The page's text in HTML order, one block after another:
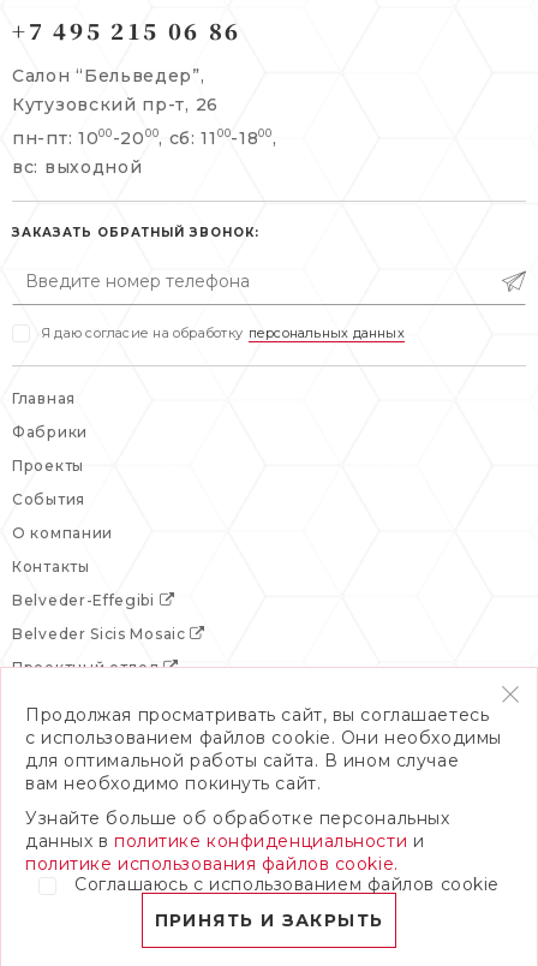
info@belveder-e.ru
пн-пт: 10:00-20:00
сб, вс: выходной
Берсеневский переулок, 3/10с7
+7 495 477 45 43
info@belveder-e.ru
пн-пт: 10:00-19:00
сб: выходной
+7 495 215 06 86
Салон “Бельведер”,
Кутузовский пр-т, 26
пн-пт: 1000 -20 00, сб: 11 00-1800 ,
вс: выходной
ЗАКАЗАТЬ ОБРАТНЫЙ ЗВОНОК:
Я даю согласие на обработку персональных данных
Главная
Фабрики
Проекты
События
О компании
Контакты
Belveder-Effegibi
Belveder Sicis Mosaic
Проектный отдел
© 2026 БельведерПолитика конфиденциальности
ПОЛНАЯ ВЕРСИЯ САЙТА
Продолжая просматривать сайт, вы соглашаетесь
с использованием файлов cookie. Они необходимы
для оптимальной работы сайта. В ином случае
вам необходимо покинуть сайт.
Узнайте больше об обработке персональных
данных вполитике конфиденциальности и
политике использования файлов cookie.
Соглашаюсь с использованием файлов cookie
ПРИНЯТЬ И ЗАКРЫТЬ